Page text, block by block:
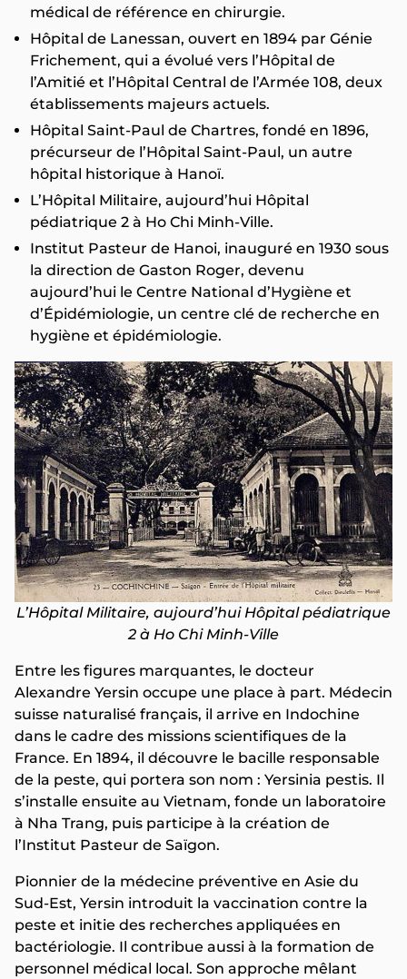
médical de référence en chirurgie.
Hôpital de Lanessan, ouvert en 1894 par Génie
Frichement, qui a évolué vers l’Hôpital de
l’Amitié et l’Hôpital Central de l’Armée 108, deux
établissements majeurs actuels.
Hôpital Saint-Paul de Chartres, fondé en 1896,
précurseur de l’Hôpital Saint-Paul, un autre
hôpital historique à Hanoï.
L’Hôpital Militaire, aujourd’hui Hôpital
pédiatrique 2 à Ho Chi Minh-Ville.
Institut Pasteur de Hanoi, inauguré en 1930 sous
la direction de Gaston Roger, devenu
aujourd’hui le Centre National d’Hygiène et
d’Épidémiologie, un centre clé de recherche en
hygiène et épidémiologie.
L’Hôpital Militaire, aujourd’hui Hôpital pédiatrique
2 à Ho Chi Minh-Ville
Entre les figures marquantes, le docteur
Alexandre Yersin occupe une place à part. Médecin
suisse naturalisé français, il arrive en Indochine
dans le cadre des missions scientifiques de la
France. En 1894, il découvre le bacille responsable
de la peste, qui portera son nom : Yersinia pestis. Il
s’installe ensuite au Vietnam, fonde un laboratoire
à Nha Trang, puis participe à la création de
l’Institut Pasteur de Saïgon.
Pionnier de la médecine préventive en Asie du
Sud-Est, Yersin introduit la vaccination contre la
peste et initie des recherches appliquées en
bactériologie. Il contribue aussi à la formation de
personnel médical local. Son approche mêlant